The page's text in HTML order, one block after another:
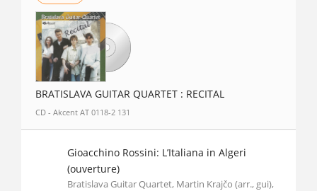
BRATISLAVA GUITAR QUARTET : RECITAL
CD - Akcent AT 0118-2 131
Gioacchino Rossini: L’Italiana in Algeri
(ouverture)
Bratislava Guitar Quartet, Martin Krajčo (arr., gui),